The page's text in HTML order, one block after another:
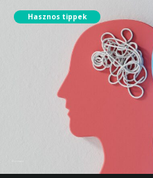
Hasznos tippek